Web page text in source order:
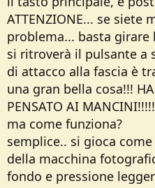
ATTENZIONE... se siete
problema... basta
si ritroverà il pulsante a
di attacco alla fascia è
una gran bella cosa!!!
PENSATO AI
ma come funziona?
semplice.. si gioca
della macchina
fondo e pressione